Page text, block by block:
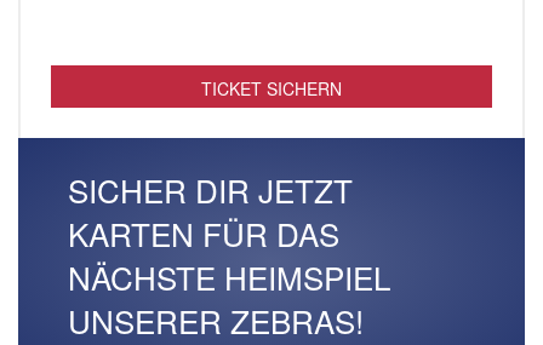
TICKET SICHERN
SICHER DIR JETZT
KARTEN FÜR DAS
NÄCHSTE HEIMSPIEL
UNSERER ZEBRAS!